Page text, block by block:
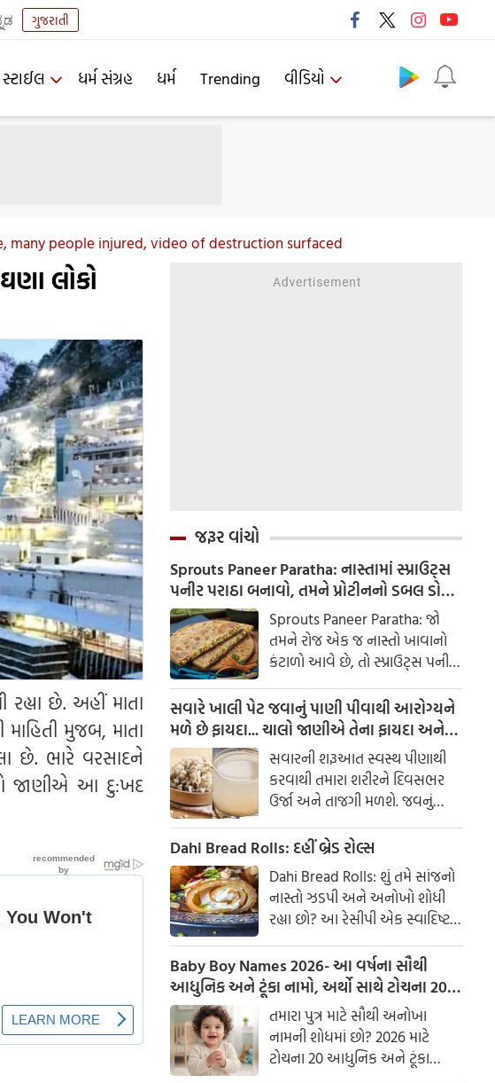
ગુજરાતી
ધર્મ સંગ્રહ ધર્મ Trending વીડિયો
many people injured, video of destruction surfaced
લોકો
છે. અહીં માતા
મુજબ, માતા
છે. ભારે વરસાદને
જાણીએ આ દુ:ખદ
જરૂર વાંચો
Sprouts Paneer Paratha: નાસ્તામાં સ્પ્રાઉટ્સ
પનીર પરાઠા બનાવો, તમને પ્રોટીનનો ડબલ ડોઝ
મળશે
Sprouts Paneer Paratha: જો
તમને રોજ એક જ નાસ્તો ખાવાનો
કંટાળો આવે છે, તો સ્પ્રાઉટ્સ પનીર
પરાઠા બનાવવાનો પ્રયાસ કરો. તે
માત્ર સ્વાદિષ્ટ જ નથી પણ તમારા
સ્વાસ્થ્ય માટે અતિ ફાયદાકારક પણ
સવારે ખાલી પેટ જવાનું પાણી પીવાથી આરોગ્યને
મળે છે ફાયદા... ચાલો જાણીએ તેના ફાયદા અને
ઉપયોગ કરવાની યોગ્ય રીતસવારની શરૂઆત સ્વસ્થ પીણાથી
કરવાથી તમારા શરીરને દિવસભર
ઉર્જા અને તાજગી મળશે. જવનું
પાણી એક ઉત્તમ ઘરેલું ઉપાય
માનવામાં આવે છે, જે ખાસ કરીને
ઉનાળામાં ઠંડક આપે છે
Dahi Bread Rolls: દહીં બ્રેડ રોલ્સ
Dahi Bread Rolls: શું તમે સાંજનો
નાસ્તો ઝડપી અને અનોખો શોધી
રહ્યા છો? આ રેસીપી એક સ્વાદિષ્ટ
વિકલ્પ આપે છે જે બહારથી ક્રિસ્પી
અને અંદરથી અતિ નરમ છે. મસાલા
અને ક્રીમી ટેક્સચરનું સંપૂર્ણ મિશ્રણ
તેને બધી ઉંમરના લોકોમાં પ્રિય
બનાવે છે.
Baby Boy Names 2026- આ વર્ષના સૌથી
આધુનિક અને ટૂંકા નામો, અર્થો સાથે ટોચના 20
નામોની યાદી જુઓ.તમારા પુત્ર માટે સૌથી અનોખા
નામની શોધમાં છો? 2026 માટે
ટોચના 20 આધુનિક અને ટૂંકા